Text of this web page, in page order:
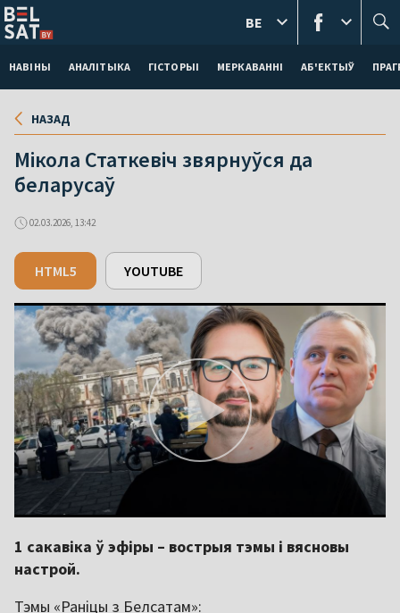
НАВІНЫ АНАЛІТЫКА ГІСТОРЫІ МЕРКАВАННI АБ'ЕКТЫЎ
BE
НАЗАД
Мікола Статкевіч звярнуўся да
беларусаў
02.03.2026, 13:42
HTML5 YOUTUBE
1 сакавіка ў эфіры – вострыя тэмы і вясновы
настрой.
Тэмы «Раніцы з Белсатам»: